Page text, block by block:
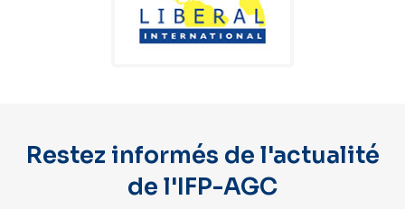
Restez informés de l'actualité
de l'IFP-AGC